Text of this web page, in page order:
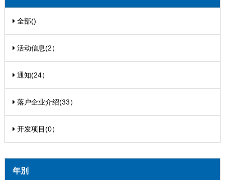
全部()
活动信息(2）
通知(24）
落户企业介绍(33）
开发项目(0）
年別